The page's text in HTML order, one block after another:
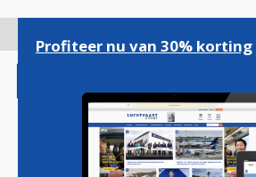
gaan
Profiteer nu van 30% korting